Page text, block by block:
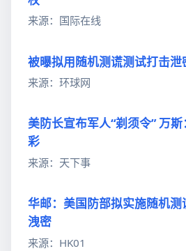
来源：国际在线
被曝拟用随机测谎测试打击
来源：环球网
美防长宣布军人“剃须令” 万
彩
来源：天下事
华邮：美国防部拟实施随机
洩密
来源：HK01